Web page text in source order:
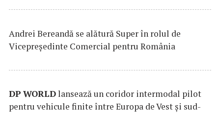
Andrei Bereandă se alătură Super în rolul de
Vicepreședinte Comercial pentru România
DP WORLDlansează un coridor intermodal pilot
pentru vehicule finite între Europa de Vest și sud-